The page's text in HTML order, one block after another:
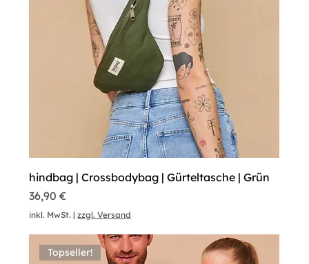
hindbag | Crossbodybag | Gürteltasche | Grün
Preis
36,90 €
inkl. MwSt. |zzgl. Versand
Topseller!